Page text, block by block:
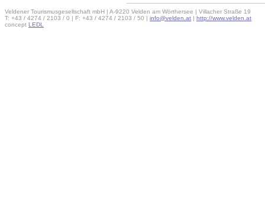
Veldener Tourismusgesellschaft mbH | A-9220 Velden am Wörthersee | Villacher Straße 19
T: +43 / 4274 / 2103 / 0 | F: +43 / 4274 / 2103 / 50 | info@velden.at | http://www.velden.at
concept LEDL